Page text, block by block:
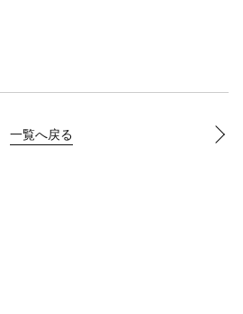
一覧へ戻る